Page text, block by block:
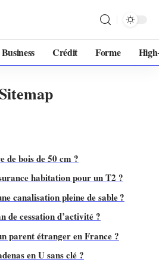
Business Crédit Forme
Sitemap
de bois de 50 cm ?
habitation pour un T2 ?
canalisation pleine de sable ?
de cessation d’activité ?
parent étranger en France ?
en U sans clé ?